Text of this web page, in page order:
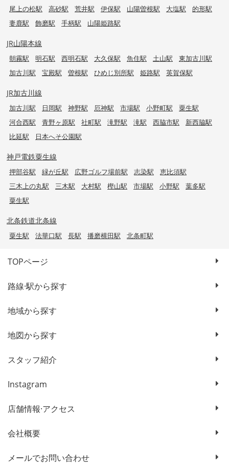
尾上の松駅
高砂駅 荒井駅 伊保駅 山陽曽根駅 大塩駅
的形駅
妻鹿駅
飾磨駅 手柄駅 山陽姫路駅
JR山陽本線
朝霧駅 明石駅 西明石駅 大久保駅 魚住駅 土山駅
東加古川駅
加古川駅
宝殿駅 曽根駅 ひめじ別所駅 姫路駅 英賀保駅
JR加古川線
加古川駅 日岡駅 神野駅 厄神駅 市場駅 小野町駅
粟生駅
河合西駅
青野ヶ原駅 社町駅 滝野駅 滝駅 西脇市駅
新西脇駅
比延駅
日本へそ公園駅
神戸電鉄粟生線
押部谷駅 緑が丘駅 広野ゴルフ場前駅 志染駅
恵比須駅
三木上の丸駅
三木駅 大村駅 樫山駅 市場駅 小野駅
葉多駅
粟生駅
北条鉄道北条線
粟生駅 法華口駅 長駅 播磨横田駅 北条町駅
TOPページ
路線·駅から探す
地域から探す
地図から探す
スタッフ紹介
Instagram
店舗情報·アクセス
会社概要
メールでお問い合わせ